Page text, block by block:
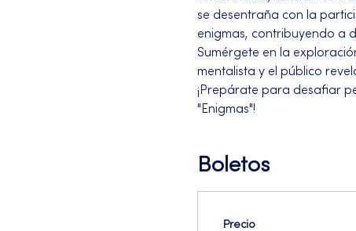
se desentraña con la
enigmas, contribuyendo a
Sumérgete en la
mentalista y el público
¡Prepárate para desafiar
"Enigmas"!
Boletos
Precio